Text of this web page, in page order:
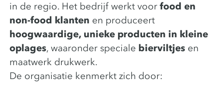
in de regio. Het bedrijf werkt voorfood en
non-food klanten en produceert
hoogwaardige, unieke producten in kleine
oplages, waaronder speciale bierviltjes en
maatwerk drukwerk.
De organisatie kenmerkt zich door: